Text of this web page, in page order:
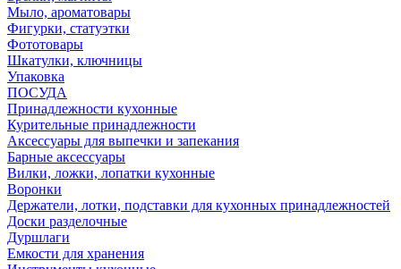
Мыло, ароматовары
Фигурки, статуэтки
Фототовары
Шкатулки, ключницы
Упаковка
ПОСУДА
Принадлежности кухонные
Курительные принадлежности
Аксессуары для выпечки и запекания
Барные аксессуары
Вилки, ложки, лопатки кухонные
Воронки
Держатели, лотки, подставки для кухонных принадлежностей
Доски разделочные
Дуршлаги
Емкости для хранения